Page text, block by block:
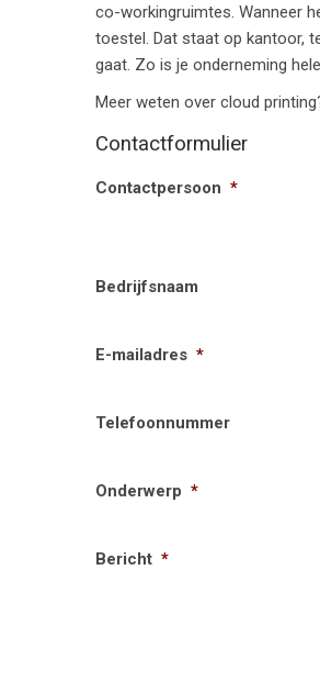
co-workingruimtes. Wanneer
toestel. Dat staat op kantoor,
gaat. Zo is je onderneming
Meer weten over cloud
Contactformulier
Contactpersoon *
Bedrijfsnaam
E-mailadres *
Telefoonnummer
Onderwerp *
Bericht *